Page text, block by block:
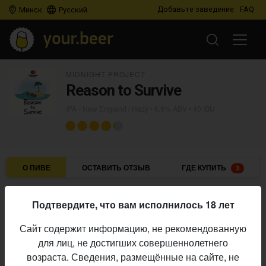
Минск Русский Добавьте заведение FAQ
Reason to Survive
О ПИВЕ ОСТАВИТЬ ОТЗЫВ ГДЕ КУПИТЬ 3
Пивоварня:
Midnight Project
Алкоголь:
6,9%
Горечь:
40 IBU
Подтвердите, что вам исполнилось 18 лет
Сайт содержит информацию, не рекомендованную
для лиц, не достигших совершеннолетнего
возраста. Сведения, размещённые на сайте, не